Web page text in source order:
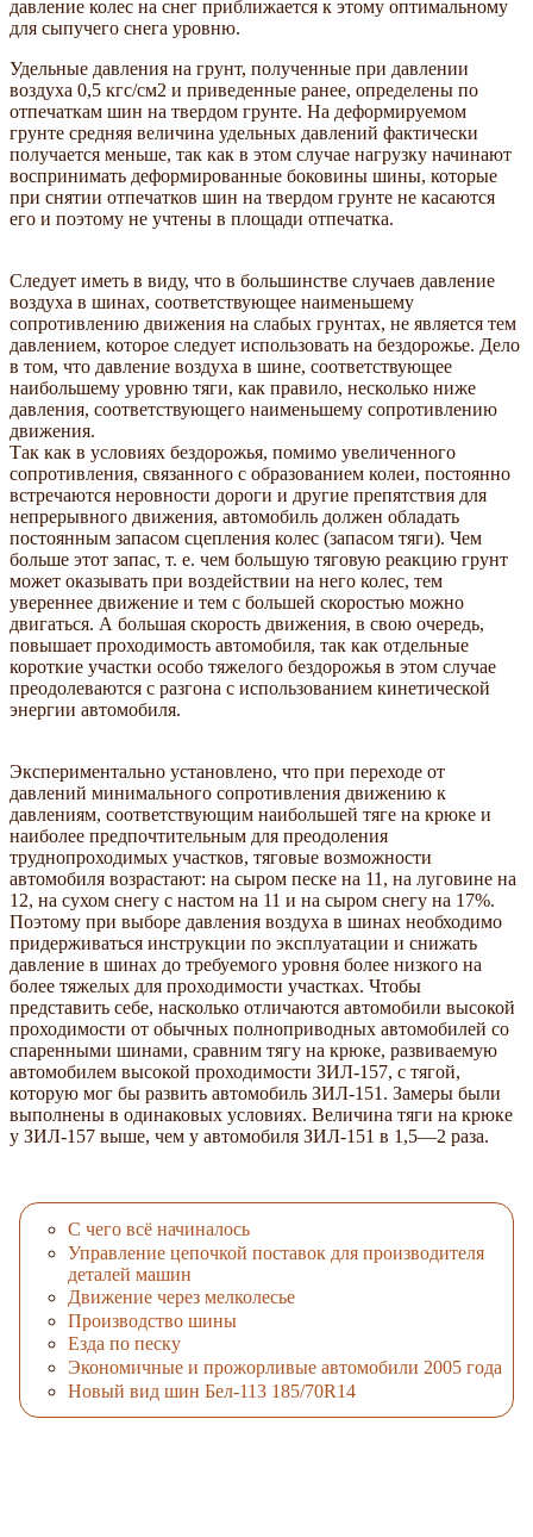
давление колес на снег приближается к этому оптимальному
для сыпучего снега уровню.
Удельные давления на грунт, полученные при давлении
воздуха 0,5 кгс/см2 и приведенные ранее, определены по
отпечаткам шин на твердом грунте. На деформируемом
грунте средняя величина удельных давлений фактически
получается меньше, так как в этом случае нагрузку начинают
воспринимать деформированные боковины шины, которые
при снятии отпечатков шин на твердом грунте не касаются
его и поэтому не учтены в площади отпечатка.
Следует иметь в виду, что в большинстве случаев давление
воздуха в шинах, соответствующее наименьшему
сопротивлению движения на слабых грунтах, не является тем
давлением, которое следует использовать на бездорожье. Дело
в том, что давление воздуха в шине, соответствующее
наибольшему уровню тяги, как правило, несколько ниже
давления, соответствующего наименьшему сопротивлению
движения.
Так как в условиях бездорожья, помимо увеличенного
сопротивления, связанного с образованием колеи, постоянно
встречаются неровности дороги и другие препятствия для
непрерывного движения, автомобиль должен обладать
постоянным запасом сцепления колес (запасом тяги). Чем
больше этот запас, т. е. чем большую тяговую реакцию грунт
может оказывать при воздействии на него колес, тем
увереннее движение и тем с большей скоростью можно
двигаться. А большая скорость движения, в свою очередь,
повышает проходимость автомобиля, так как отдельные
короткие участки особо тяжелого бездорожья в этом случае
преодолеваются с разгона с использованием кинетической
энергии автомобиля.
Экспериментально установлено, что при переходе от
давлений минимального сопротивления движению к
давлениям, соответствующим наибольшей тяге на крюке и
наиболее предпочтительным для преодоления
труднопроходимых участков, тяговые возможности
автомобиля возрастают: на сыром песке на 11, на луговине на
12, на сухом снегу с настом на 11 и на сыром снегу на 17%.
Поэтому при выборе давления воздуха в шинах необходимо
придерживаться инструкции по эксплуатации и снижать
давление в шинах до требуемого уровня более низкого на
более тяжелых для проходимости участках. Чтобы
представить себе, насколько отличаются автомобили высокой
проходимости от обычных полноприводных автомобилей со
спаренными шинами, сравним тягу на крюке, развиваемую
автомобилем высокой проходимости ЗИЛ-157, с тягой,
которую мог бы развить автомобиль ЗИЛ-151. Замеры были
выполнены в одинаковых условиях. Величина тяги на крюке
у ЗИЛ-157 выше, чем у автомобиля ЗИЛ-151 в 1,5—2 раза.
С чего всё начиналось
Управление цепочкой поставок для производителя
деталей машин
Движение через мелколесье
Производство шины
Езда по песку
Экономичные и прожорливые автомобили 2005 года
Новый вид шин Бел-113 185/70R14